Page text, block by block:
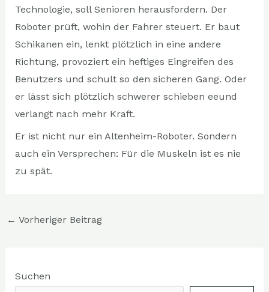
Technologie, soll Senioren herausfordern. Der
Roboter prüft, wohin der Fahrer steuert. Er baut
Schikanen ein, lenkt plötzlich in eine andere
Richtung, provoziert ein heftiges Eingreifen des
Benutzers und schult so den sicheren Gang. Oder
er lässt sich plötzlich schwerer schieben eeund
verlangt nach mehr Kraft.
Er ist nicht nur ein Altenheim-Roboter. Sondern
auch ein Versprechen: Für die Muskeln ist es nie
zu spät.
← Vorheriger Beitrag
Suchen